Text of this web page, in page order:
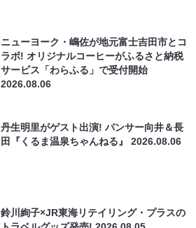
ニューヨーク・嶋佐が地元富士吉田市とコ
ラボ! オリジナルコーヒーがふるさと納税
サービス「わらふる」で受付開始
2026.08.06
丹生明里がゲスト出演! パンサー向井＆長
田『くるま温泉ちゃんねる』2026.08.06
鈴川絢子×JR東海リテイリング・プラスの